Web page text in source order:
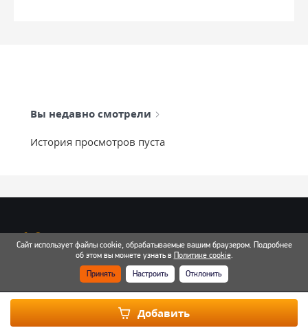
Добавить
Вы недавно смотрели
История просмотров пуста
info@mixtcar.ru
Почта для связи
Все контакты
Сайт использует файлы cookie, обрабатываемые вашим браузером. Подробнее
об этом вы можете узнать в Политике cookie.
Принять
Настроить Отклонить